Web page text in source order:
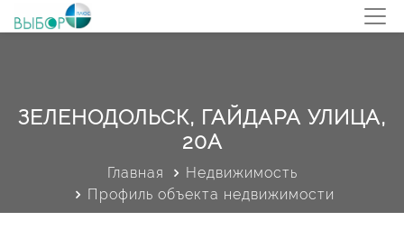
ЗЕЛЕНОДОЛЬСК, ГАЙДАРА УЛИЦА,
20А
Главная
Недвижимость
Профиль объекта недвижимости